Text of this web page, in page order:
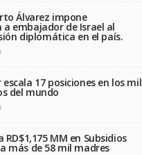
Álvarez impone
a embajador de Israel al
diplomática en el país.
escala 17 posiciones en los mil
del mundo
RD$1,175 MM en Subsidios
más de 58 mil madres